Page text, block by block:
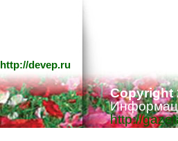
http://devep.ru
Copyright
http://